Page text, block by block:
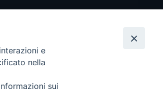
e
nella
sui